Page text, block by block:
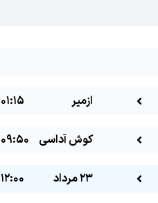
ازمیر 01:15
کوش آداسی 09:50
23 مرداد 12:00